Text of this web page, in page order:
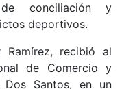
de conciliación y
deportivos.
recibió al
de Comercio y
Dos Santos, en un